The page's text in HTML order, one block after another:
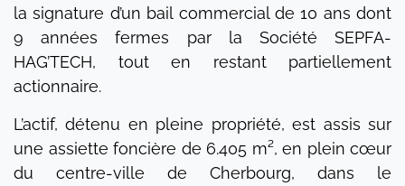
la signature d’un bail commercial de 10 ans dont
9 années fermes par la Société SEPFA-
HAG’TECH, tout en restant partiellement
actionnaire.
L’actif, détenu en pleine propriété, est assis sur
une assiette foncière de 6.405 m², en plein cœur
du centre-ville de Cherbourg, dans le